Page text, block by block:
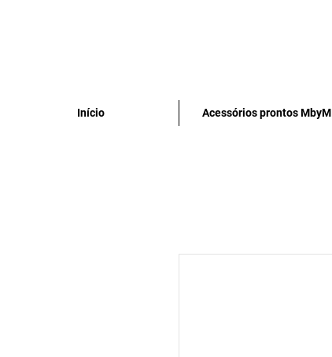
Início Acessórios prontos MbyM